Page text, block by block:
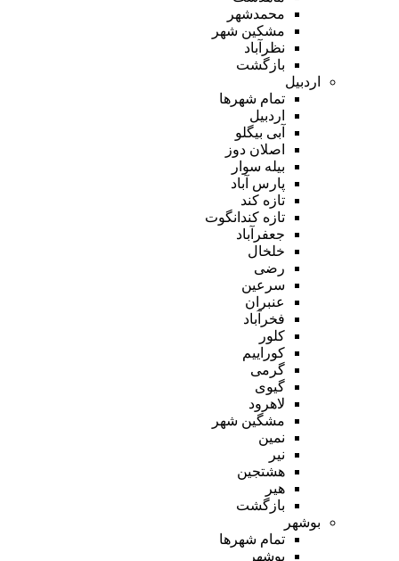
محمدشهر
مشکین شهر
نظرآباد
بازگشت
اردبیل
تمام شهر‌ها
اردبیل
آبی بیگلو
اصلان دوز
بیله سوار
پارس آباد
تازه کند
تازه کندانگوت
جعفرآباد
خلخال
رضی
سرعین
عنبران
فخرآباد
کلور
کوراییم
گرمی
گیوی
لاهرود
مشگین شهر
نمین
نیر
هشتجین
هیر
بازگشت
بوشهر
تمام شهر‌ها
بوشهر